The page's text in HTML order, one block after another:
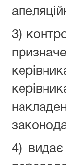
3)
4) видає